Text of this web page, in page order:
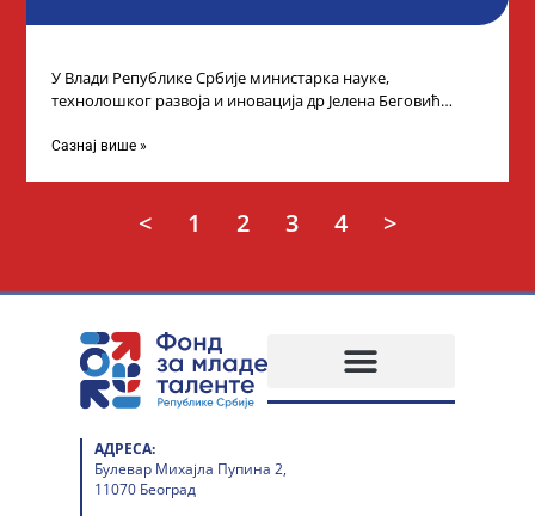
У Влади Републике Србије министарка науке,
технолошког развоја и иновација др Јелена Беговић
Сазнај више »
< 1 2 3 4 >
АДРЕСА:
Булевар Михајла Пупина 2,
11070 Београд